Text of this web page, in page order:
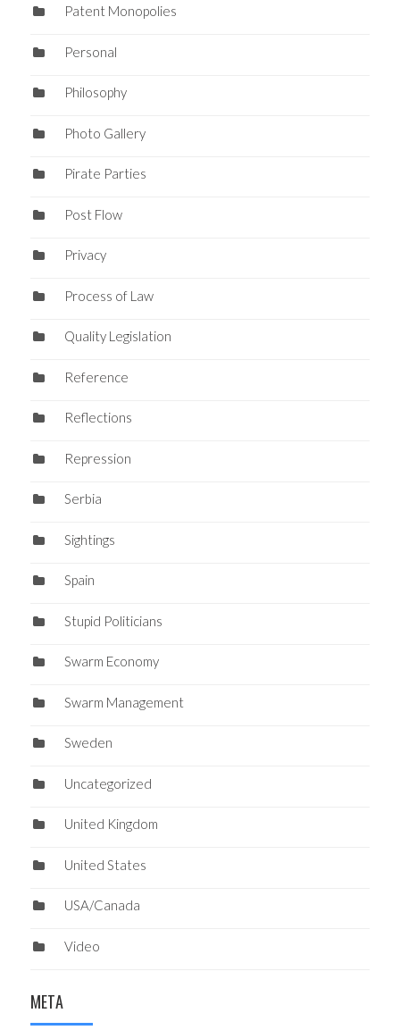
Patent Monopolies
Personal
Philosophy
Photo Gallery
Pirate Parties
Post Flow
Privacy
Process of Law
Quality Legislation
Reference
Reflections
Repression
Serbia
Sightings
Spain
Stupid Politicians
Swarm Economy
Swarm Management
Sweden
Uncategorized
United Kingdom
United States
USA/Canada
Video
META